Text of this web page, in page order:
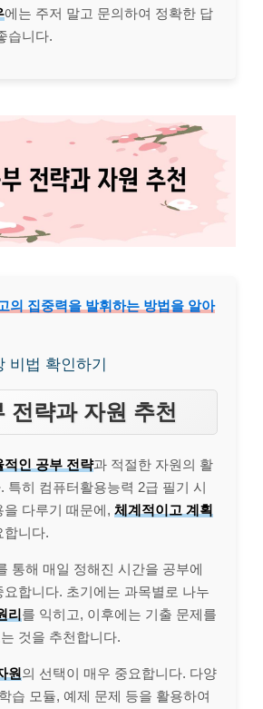
에는 주저 말고 문의하여 정확한 답
습니다.
의 집중력을 발휘하는 방법을 알아
비법 확인하기
전략과 자원 추천
적인 공부 전략과 적절한 자원의 활
특히 컴퓨터활용능력 2급 필기 시
다루기 때문에, 체계적이고 계획
합니다.
통해 매일 정해진 시간을 공부에
요합니다. 초기에는 과목별로 나누
리를 익히고, 이후에는 기출 문제를
것을 추천합니다.
원의 선택이 매우 중요합니다. 다양
습 모듈, 예제 문제 등을 활용하여